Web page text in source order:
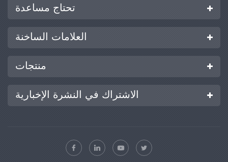
تحتاج مساعدة
العلامات الساخنة
منتجات
الاشتراك في النشرة الإخبارية